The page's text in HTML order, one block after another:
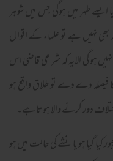
طہر میں ہوگی جس میں شوہر
نہیں ہے تو علماء کے اقوال
ہو گی الایہ کہ شرعی قاضی اس
فیصلہ دے دے تو طلاق واقع ہو
دور کرنے والا ہوتا ہے۔
کیا گیا ہو یا نشے کی حالت میں ہو